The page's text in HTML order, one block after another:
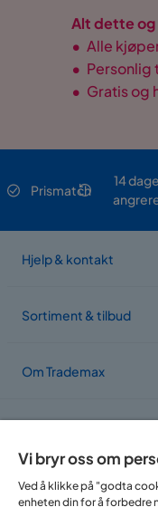
Alt dette og
• Alle
• Personlig
• Gratis og
Prismatch
14
Hjelp & kontakt
Sortiment & tilbud
Om Trademax
Vi bryr oss om
Ved å klikke på "godta
enheten din for å forbedre